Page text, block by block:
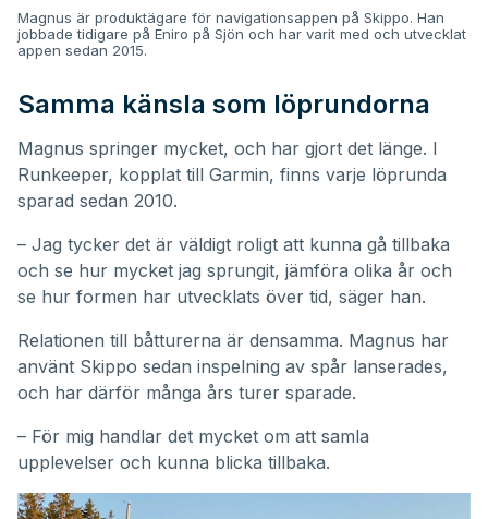
Magnus är produktägare för navigationsappen på Skippo. Han
jobbade tidigare på Eniro på Sjön och har varit med och utvecklat
appen sedan 2015.
Samma känsla som löprundorna
Magnus springer mycket, och har gjort det länge. I
Runkeeper, kopplat till Garmin, finns varje löprunda
sparad sedan 2010.
– Jag tycker det är väldigt roligt att kunna gå tillbaka
och se hur mycket jag sprungit, jämföra olika år och
se hur formen har utvecklats över tid, säger han.
Relationen till båtturerna är densamma. Magnus har
använt Skippo sedan inspelning av spår lanserades,
och har därför många års turer sparade.
– För mig handlar det mycket om att samla
upplevelser och kunna blicka tillbaka.